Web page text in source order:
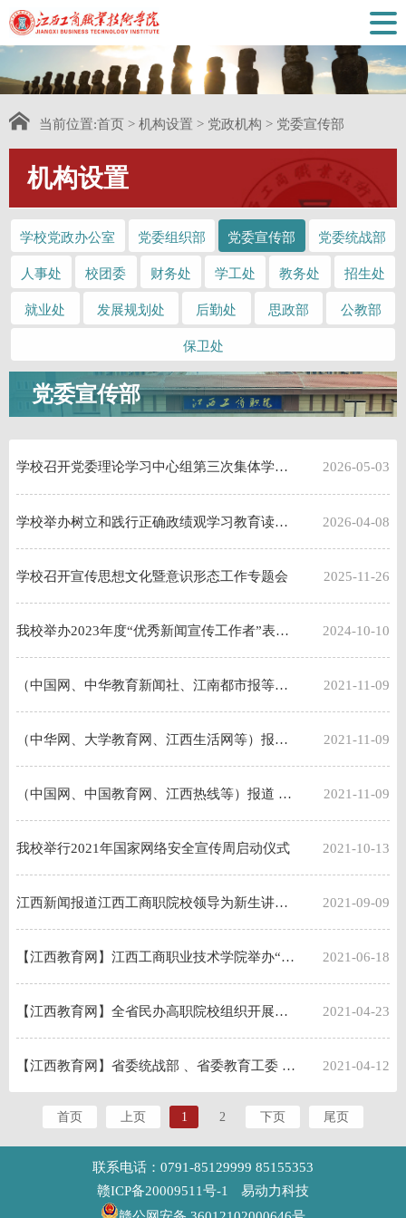
当前位置:首页 > 机构设置 > 党政机构 > 党委宣传部
机构设置
学校党政办公室 党委组织部 党委宣传部 党委统战部
人事处 校团委 财务处 学工处 教务处 招生处
就业处 发展规划处 后勤处 思政部 公教部
保卫处
党委宣传部
学校召开党委理论学习中心组第三次集体学习（扩大）会 2026-05-03
学校举办树立和践行正确政绩观学习教育读书班暨党委理论学习中心组集体学习（扩大）会 2026-04-08
学校召开宣传思想文化暨意识形态工作专题会 2025-11-26
我校举办2023年度“优秀新闻宣传工作者”表彰大会暨2024年通讯员培训班开班仪式 2024-10-10
（中国网、中华教育新闻社、江南都市报等）报道2022届江西省美术与设计学类模拟测试在江西工商职业技术学院举行 2021-11-09
（中华网、大学教育网、江西生活网等）报道江西工商职业技术学院董事长胡乐平一行赴江西瑞金市考察交流 2021-11-09
（中国网、中国教育网、江西热线等）报道 江西工商职业技术学院校领导深入学生宿舍进行督导检查 2021-11-09
我校举行2021年国家网络安全宣传周启动仪式 2021-10-13
江西新闻报道江西工商职院校领导为新生讲授“开学第一课” 2021-09-09
【江西教育网】江西工商职业技术学院举办“同心向党 教育有我”《中国共产党统一战线工作条例》知识竞赛活动 2021-06-18
【江西教育网】全省民办高职院校组织开展党史学习教育专题党课集体备课会 2021-04-23
【江西教育网】省委统战部 、省委教育工委 、省民宗局调研组在江西工商职业技术学院调研统战工作 2021-04-12
首页 上页 1 2 下页 尾页
联系电话：0791-85129999 85155353
赣ICP备20009511号-1
易动力科技